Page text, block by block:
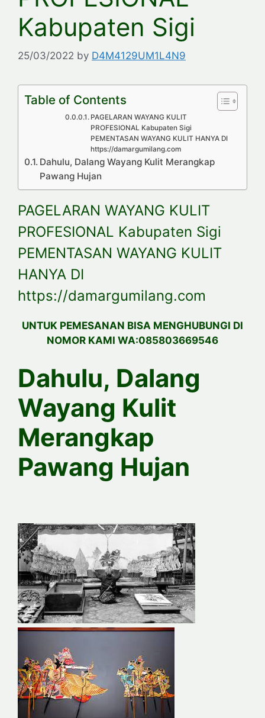
Kabupaten Sigi
25/03/2022 by D4M4129UM1L4N9
Table of Contents
PAGELARAN WAYANG KULIT
PROFESIONAL Kabupaten Sigi
PEMENTASAN WAYANG KULIT HANYA DI
https://damargumilang.com
Dahulu, Dalang Wayang Kulit Merangkap
Pawang Hujan
PAGELARAN WAYANG KULIT
PROFESIONAL Kabupaten Sigi
PEMENTASAN WAYANG KULIT
HANYA DI
https://damargumilang.com
UNTUK PEMESANAN BISA MENGHUBUNGI DI
NOMOR KAMI WA:085803669546
Dahulu, Dalang
Wayang Kulit
Merangkap
Pawang Hujan